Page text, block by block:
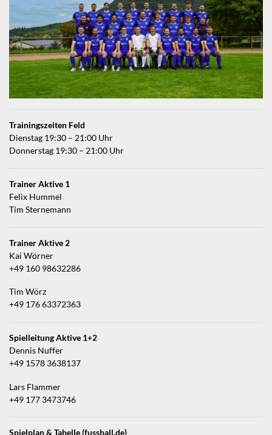
Trainingszeiten Feld
Dienstag 19:30 – 21:00 Uhr
Donnerstag 19:30 – 21:00 Uhr
Trainer Aktive 1
Felix Hummel
Tim Sternemann
Trainer Aktive 2
Kai Wörner
+49 160 98632286
Tim Wörz
+49 176 63372363
Spielleitung Aktive 1+2
Dennis Nuffer
+49 1578 3638137
Lars Flammer
+49 177 3473746
Spielplan & Tabelle (fussball.de)